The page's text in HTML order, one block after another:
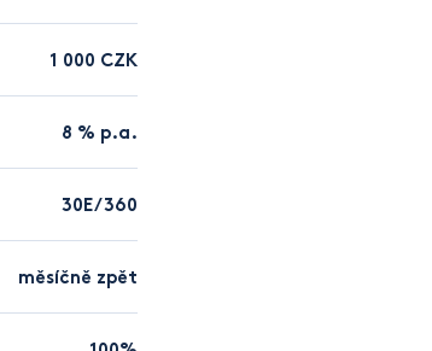
1 000 CZK
8 % p.a.
30E/360
měsíčně zpět